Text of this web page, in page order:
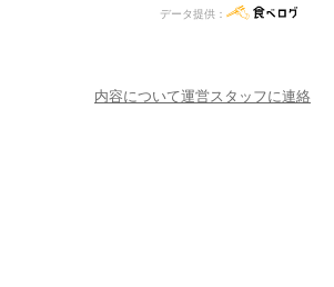
データ提供：
内容について運営スタッフに連絡